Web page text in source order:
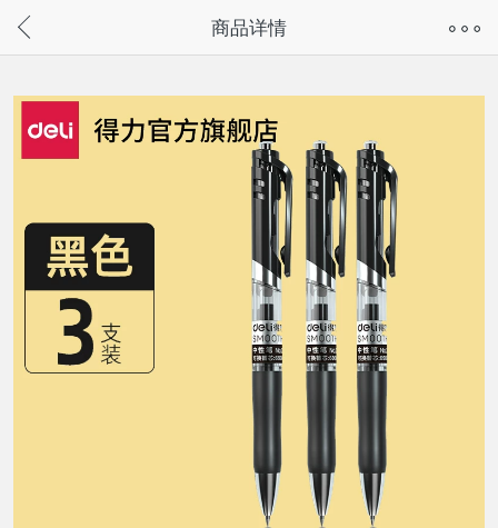
请通过微信或支付宝搜“奇兔客小程序”访问
商品详情